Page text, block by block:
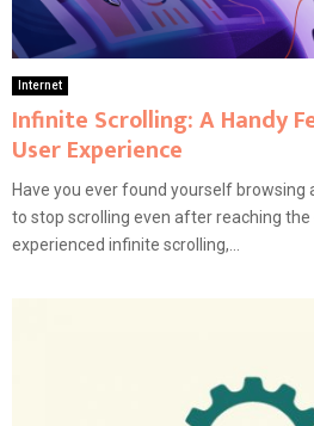
Internet
Infinite Scrolling: A Handy
User Experience
Have you ever found yourself browsing
to stop scrolling even after reaching the
experienced infinite scrolling,...